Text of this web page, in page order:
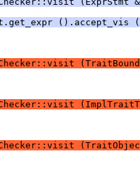
().accept_vis